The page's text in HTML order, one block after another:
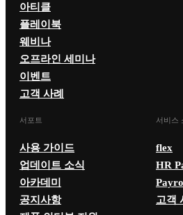
아티클
플레이북
웨비나
오프라인 세미나
이벤트
고객 사례
서포트
사용 가이드
업데이트 소식
아카데미
공지사항
서비스
flex
HR
고객